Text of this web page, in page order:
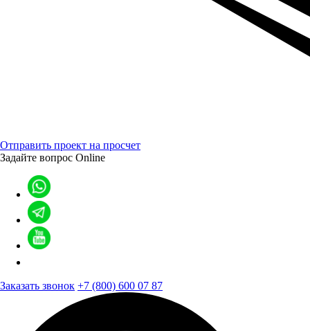
Отправить проект на просчет
Задайте вопрос Online
Заказать звонок +7 (800) 600 07 87